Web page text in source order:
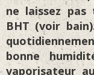
ne laissez
BHT (voir
bonne
vaporisateur